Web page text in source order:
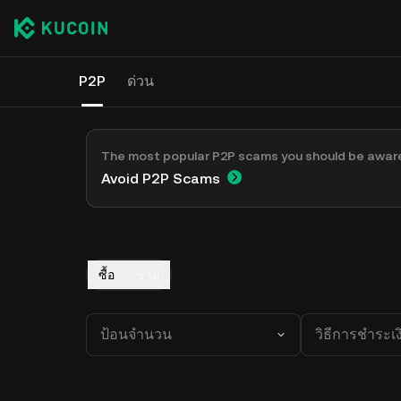
P2P ด่วน
The most popular P2P scams you should be
Avoid P2P Scams
ซื้อ